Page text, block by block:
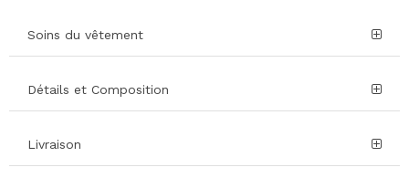
Soins du vêtement
Détails et Composition
Livraison